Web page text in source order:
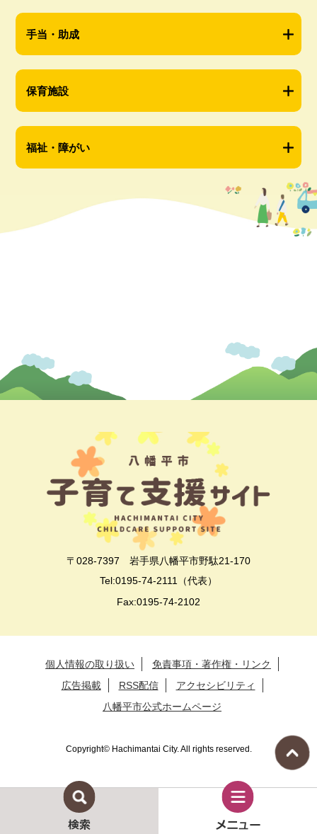
手当・助成
保育施設
福祉・障がい
〒028-7397 岩手県八幡平市野駄21-170
Tel:0195-74-2111（代表）
Fax:0195-74-2102
個人情報の取り扱い
免責事項・著作権・リンク
広告掲載
RSS配信
アクセシビリティ
八幡平市公式ホームページ
Copyright© Hachimantai City. All rights reserved.